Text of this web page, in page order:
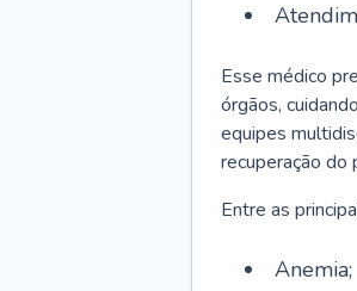
Esse médico
órgãos,
equipes
recuperação do
Entre as
Anemia;